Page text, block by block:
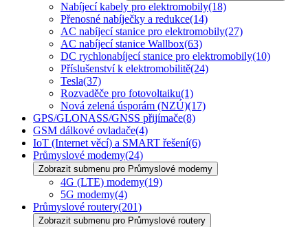
Nabíjecí kabely pro elektromobily(18)
Přenosné nabíječky a redukce(14)
AC nabíjecí stanice pro elektromobily(27)
AC nabíjecí stanice Wallbox(63)
DC rychlonabíjecí stanice pro elektromobily(10)
Příslušenství k elektromobilitě(24)
Tesla(37)
Rozvaděče pro fotovoltaiku(1)
Nová zelená úsporám (NZÚ)(17)
GPS/GLONASS/GNSS přijímače(8)
GSM dálkové ovladače(4)
IoT (Internet věcí) a SMART řešení(6)
Průmyslové modemy(24)
Zobrazit submenu pro Průmyslové modemy
4G (LTE) modemy(19)
5G modemy(4)
Průmyslové routery(201)
Zobrazit submenu pro Průmyslové routery